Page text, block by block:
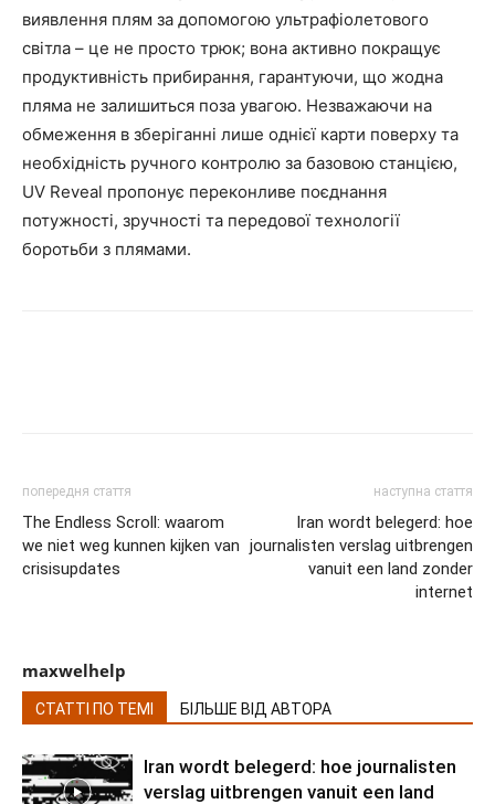
виявлення плям за допомогою ультрафіолетового
світла – це не просто трюк; вона активно покращує
продуктивність прибирання, гарантуючи, що жодна
пляма не залишиться поза увагою. Незважаючи на
обмеження в зберіганні лише однієї карти поверху та
необхідність ручного контролю за базовою станцією,
UV Reveal пропонує переконливе поєднання
потужності, зручності та передової технології
боротьби з плямами.
попередня стаття
The Endless Scroll: waarom
we niet weg kunnen kijken van
crisisupdates
наступна стаття
Iran wordt belegerd: hoe
journalisten verslag uitbrengen
vanuit een land zonder
internet
maxwelhelp
СТАТТІ ПО ТЕМІ БІЛЬШЕ ВІД АВТОРА
Iran wordt belegerd: hoe journalisten
verslag uitbrengen vanuit een land